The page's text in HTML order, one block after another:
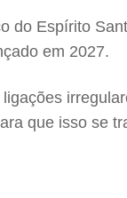
do Espírito
em 2027.
que isso se